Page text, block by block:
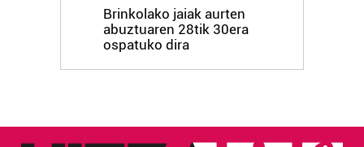
Brinkolako jaiak aurten
abuztuaren 28tik 30era
ospatuko dira